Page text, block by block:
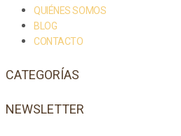
QUIÉNES SOMOS
BLOG
CONTACTO
CATEGORÍAS
NEWSLETTER